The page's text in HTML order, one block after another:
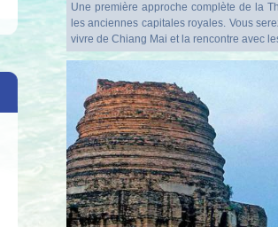
Découvrez nos offres "adults only"
Une première approche complète de la
les anciennes capitales royales. Vous
vivre de Chiang Mai et la rencontre avec